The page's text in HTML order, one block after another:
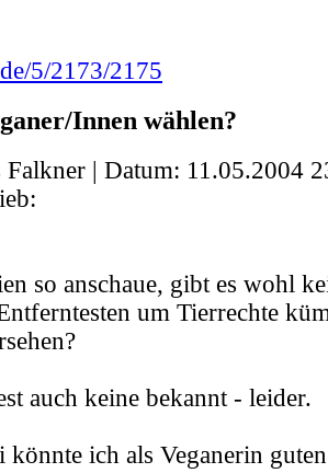
5/2173/2175
Innen wählen?
| Datum: 11.05.2004
so anschaue, gibt es wohl
um Tierrechte
auch keine bekannt - leider.
könnte ich als Veganerin